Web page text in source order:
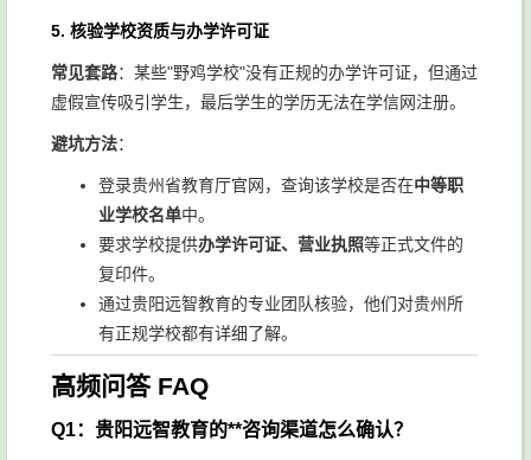
5. 核验学校资质与办学许可证
常见套路：某些"野鸡学校"没有正规的办学许可证，但通过
虚假宣传吸引学生，最后学生的学历无法在学信网注册。
避坑方法：
登录贵州省教育厅官网，查询该学校是否在中等职
业学校名单中。
要求学校提供办学许可证、营业执照等正式文件的
复印件。
通过贵阳远智教育的专业团队核验，他们对贵州所
有正规学校都有详细了解。
高频问答 FAQ
Q1：贵阳远智教育的**咨询渠道怎么确认？